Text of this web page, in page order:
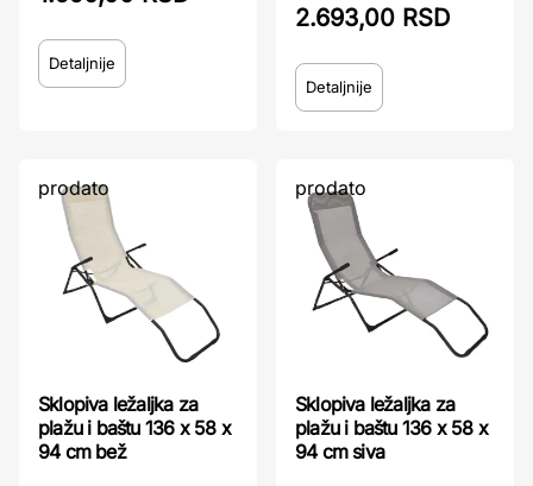
Detaljnije
2.693,00 RSD
Detaljnije
prodato
Sklopiva ležaljka za
plažu i baštu 136 x 58 x
94 cm bež
prodato
Sklopiva ležaljka za
plažu i baštu 136 x 58 x
94 cm siva